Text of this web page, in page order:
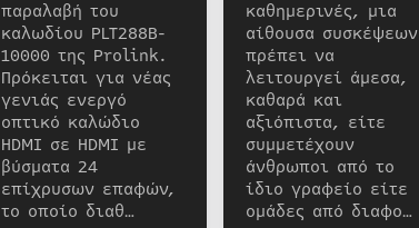
παραλαβή του
καλωδίου PLT288B-
10000 της Prolink.
Πρόκειται για νέας
γενιάς ενεργό
οπτικό καλώδιο
HDMI σε HDMI με
βύσματα 24
επίχρυσων επαφών,
το οποίο διαθ…
καθημερινές, μια
αίθουσα συσκέψεων
πρέπει να
λειτουργεί άμεσα,
καθαρά και
αξιόπιστα, είτε
συμμετέχουν
άνθρωποι από το
ίδιο γραφείο είτε
ομάδες από διαφο…